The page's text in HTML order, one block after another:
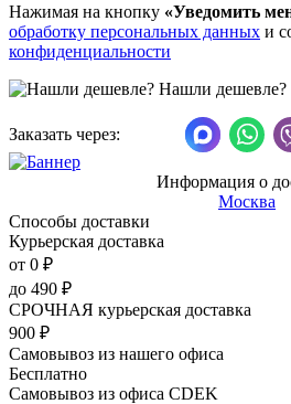
Нажимая на кнопку «Уведомить
обработку персональных данных и
конфиденциальности
Нашли дешевле?
Заказать через:
Информация о
Москва
Способы доставки
Курьерская доставка
от 0 ₽
до 490 ₽
СРОЧНАЯ курьерская доставка
900 ₽
Самовывоз из нашего офиса
Бесплатно
Самовывоз из офиса CDEK